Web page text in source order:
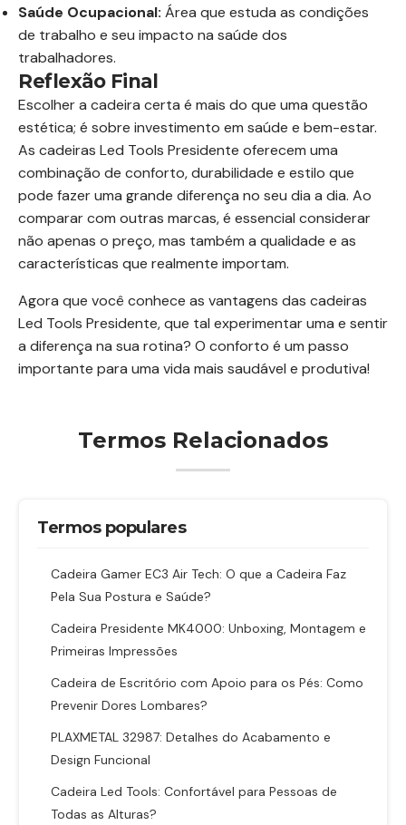
Saúde Ocupacional: Área que estuda as condições
de trabalho e seu impacto na saúde dos
trabalhadores.
Reflexão Final
Escolher a cadeira certa é mais do que uma questão
estética; é sobre investimento em saúde e bem-estar.
As cadeiras Led Tools Presidente oferecem uma
combinação de conforto, durabilidade e estilo que
pode fazer uma grande diferença no seu dia a dia. Ao
comparar com outras marcas, é essencial considerar
não apenas o preço, mas também a qualidade e as
características que realmente importam.
Agora que você conhece as vantagens das cadeiras
Led Tools Presidente, que tal experimentar uma e sentir
a diferença na sua rotina? O conforto é um passo
importante para uma vida mais saudável e produtiva!
Termos Relacionados
Termos populares
Cadeira Gamer EC3 Air Tech: O que a Cadeira Faz
Pela Sua Postura e Saúde?
Cadeira Presidente MK4000: Unboxing, Montagem e
Primeiras Impressões
Cadeira de Escritório com Apoio para os Pés: Como
Prevenir Dores Lombares?
PLAXMETAL 32987: Detalhes do Acabamento e
Design Funcional
Cadeira Led Tools: Confortável para Pessoas de
Todas as Alturas?